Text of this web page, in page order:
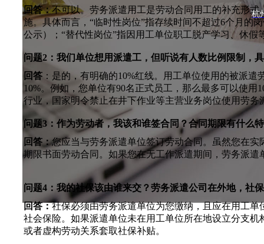
回答：不可以。劳务派遣用工是劳动合同用工的补充形
施。具体而言，“临时性岗位”指存续时间不超过6个月的
公示）；“替代性岗位”指因用工单位职工脱产学习、休
问题2：我们单位想用派遣工，但听说有人数比例限制，
回答 ：是的，有明确的10%红线。用工单位使用的被派
10%。例如，您单位有90名正式员工，那么最多可以使
行业，国家明令禁止在井下作业等主营业务岗位使用劳务
问题3：作为劳动者，我该和谁签合同？合同期限有什么
回答：您应当与劳务派遣单位签订劳动合同。虽然您在
期限书面劳动合同。如果您在无工作派遣期间，劳务派
问题4：我的社保该由谁来交？劳务派遣公司在外地，社
回答：社保必须由劳务派遣单位为您缴纳，且应在用工
社会保险。如果派遣单位未在用工单位所在地设立分支
或者虚构劳动关系套取社保补贴。
杭